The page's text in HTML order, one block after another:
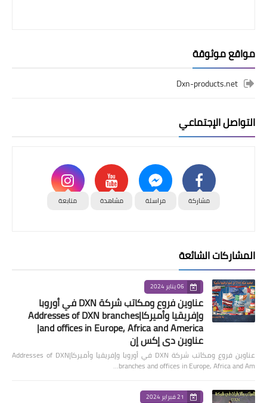
مواقع موثوقة
Dxn-products.net
التواصل الإجتماعي
مشاركة مراسلة مشاهدة متابعة
المشاركات الشائعة
06 يناير 2024
عناوين فروع ومكاتب شركة DXN في أوروبا
وإفريقيا وأميركا|Addresses of DXN branches
and offices in Europe, Africa and America|
عناوين دي إكس إن
عناوين فروع ومكاتب شركة DXN في أوروبا وإفريقيا وأميركا|Addresses of DXN
branches and offices in Europe, Africa and Am…
21 فبراير 2024